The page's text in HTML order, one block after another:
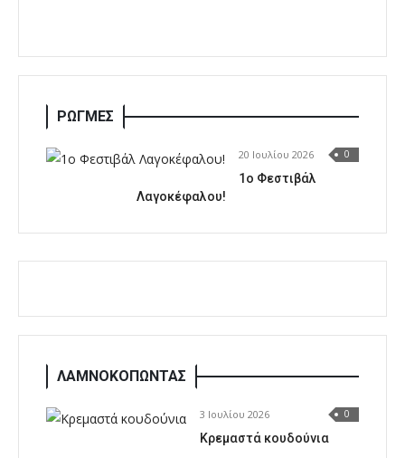
ΡΩΓΜΕΣ
20 Ιουλίου 2026 0
1o Φεστιβάλ
Λαγοκέφαλου!
ΛΑΜΝΟΚΟΠΩΝΤΑΣ
3 Ιουλίου 2026 0
Κρεμαστά κουδούνια